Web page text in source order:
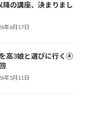
降の講座、決まりまし
年6月17日
高3娘と選びに行く④
年5月11日